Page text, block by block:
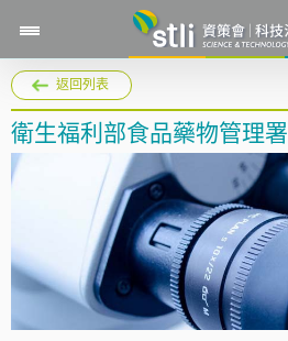
返回列表
衛生福利部食品藥物管理署